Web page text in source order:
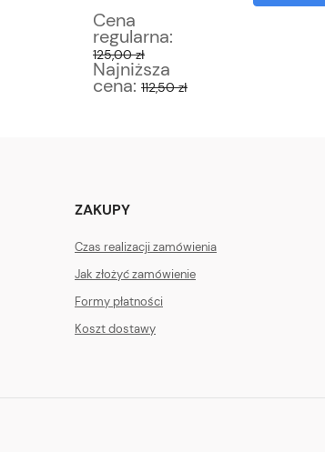
Cena
regularna:
125,00 zł
Najniższa
cena: 112,50 zł
ZAKUPY
Czas realizacji zamówienia
Jak złożyć zamówienie
Formy płatności
Koszt dostawy